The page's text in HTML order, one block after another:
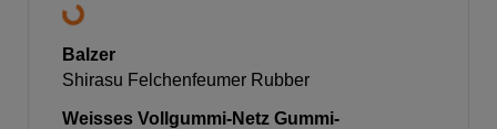
Balzer
Shirasu Felchenfeumer Rubber
Weisses Vollgummi-Netz Gummi-